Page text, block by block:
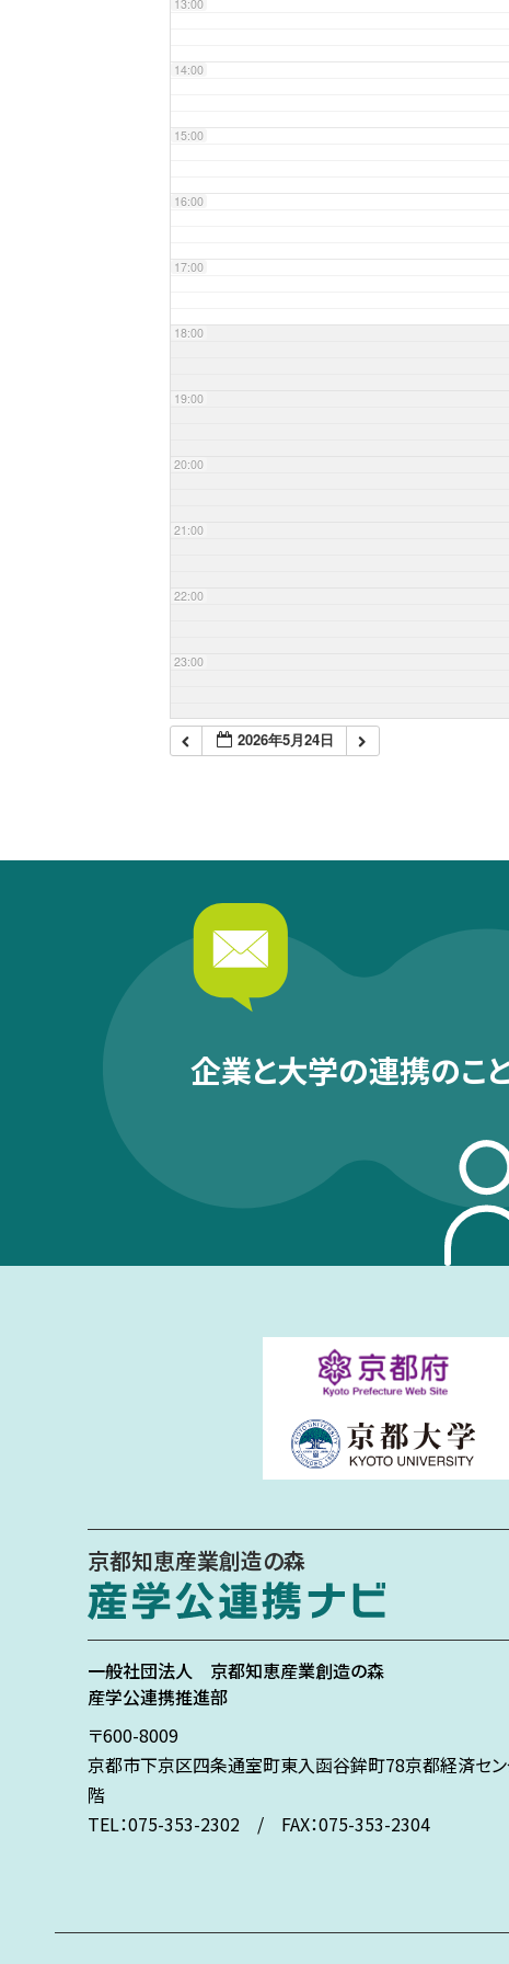
13:00
14:00
15:00
16:00
17:00
18:00
19:00
20:00
21:00
22:00
23:00
2026年5月24日
企業と大学の連携のこと
京都知恵産業創造の森
一般社団法人 京都知恵産業創造の森
産学公連携推進部
〒600-8009
京都市下京区四条通室町東入函谷鉾町78京都経済セ
階
TEL：075-353-2302 / FAX：075-353-2304